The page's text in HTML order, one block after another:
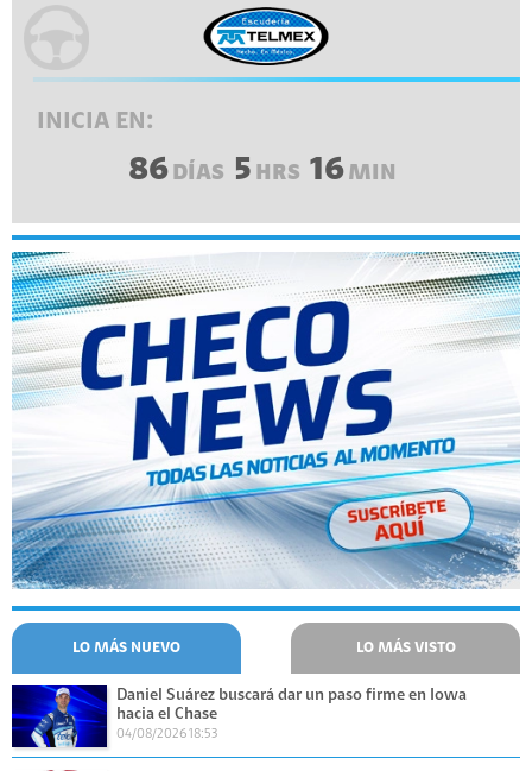
INICIA EN:
86 DÍAS 5 HRS 16 MIN
LO MÁS NUEVO LO MÁS VISTO
Daniel Suárez buscará dar un paso firme en Iowa
hacia el Chase
04/08/2026 18:53